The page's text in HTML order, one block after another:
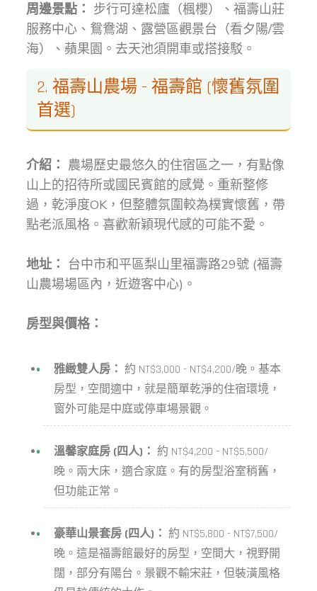
周邊景點： 步行可達松廬（楓櫻）、福壽山莊
服務中心、鴛鴦湖、露營區觀景台（看夕陽/雲
海）、蘋果園。去天池須開車或搭接駁。
2. 福壽山農場 - 福壽館 (懷舊氛圍
首選)
介紹： 農場歷史最悠久的住宿區之一，有點像
山上的招待所或國民賓館的感覺。重新整修
過，乾淨度OK，但整體氛圍較為樸實懷舊，帶
點老派風格。喜歡新穎現代感的可能不愛。
地址：
台中市和平區梨山里福壽路29號 (福壽
山農場場區內，近遊客中心)。
房型與價格：
雅緻雙人房： 約 NT$3,000 - NT$4,200/晚。基本
房型，空間適中，就是簡單乾淨的住宿環境，
窗外可能是中庭或停車場景觀。
溫馨家庭房 (四人)： 約 NT$4,200 - NT$5,500/
晚。兩大床，適合家庭。有的房型浴室稍舊，
但功能正常。
豪華山景套房 (四人)： 約 NT$5,800 - NT$7,500/
晚。這是福壽館最好的房型，空間大，視野開
闊，部分有陽台。景觀不輸宋莊，但裝潢風格